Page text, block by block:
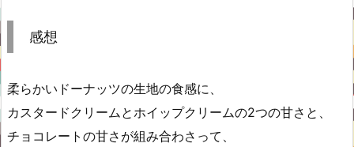
感想
柔らかいドーナッツの生地の食感に、
カスタードクリームとホイップクリームの2つの甘さと、
チョコレートの甘さが組み合わさって、